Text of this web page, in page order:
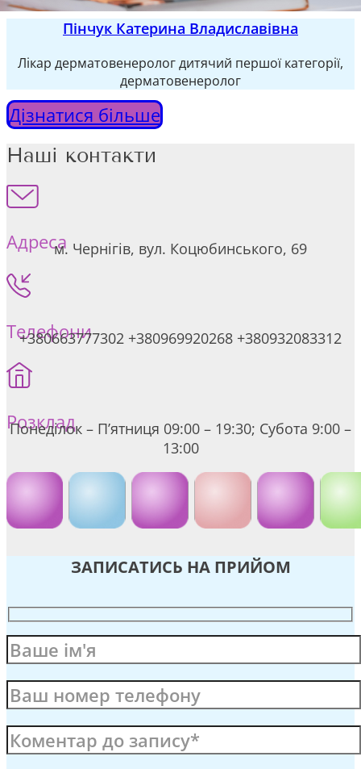
Пінчук Катерина Владиславівна
Лікар дерматовенеролог дитячий першої категорії,
дерматовенеролог
Дізнатися більше
Наші контакти
Адресам. Чернігів, вул. Коцюбинського, 69
Телефони
+380663777302 +380969920268 +380932083312
Розклад
Понеділок – П’ятниця 09:00 – 19:30; Субота 9:00 –
13:00
ЗАПИСАТИСЬ НА ПРИЙОМ